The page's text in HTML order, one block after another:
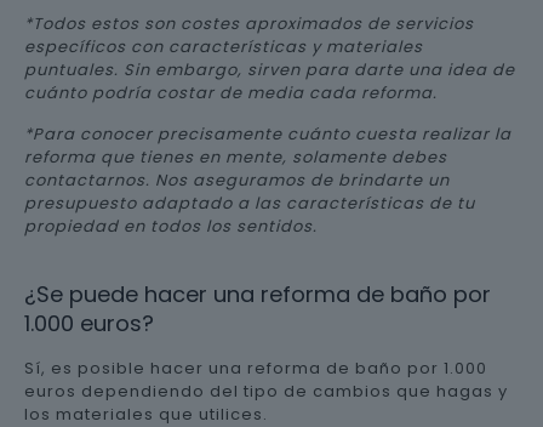
*Todos estos son costes aproximados de servicios
específicos con características y materiales
puntuales. Sin embargo, sirven para darte una idea de
cuánto podría costar de media cada reforma.
*Para conocer precisamente cuánto cuesta realizar la
reforma que tienes en mente, solamente debes
contactarnos. Nos aseguramos de brindarte un
presupuesto adaptado a las características de tu
propiedad en todos los sentidos.
¿Se puede hacer una reforma de baño por
1.000 euros?
Sí, es posible hacer una reforma de baño por 1.000
euros dependiendo del tipo de cambios que hagas y
los materiales que utilices.